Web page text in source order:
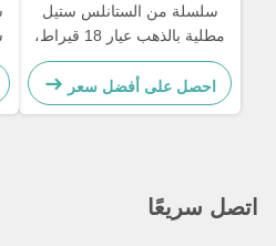
سلسلة من الستانلس ستيل
مطلية بالذهب عيار 18 قيراط،
ذهب مملوء، ثلاث طبقات، قلادة
لؤلؤ، 17.72 بوصة
احصل على أفضل سعر
اتصل سريعًا